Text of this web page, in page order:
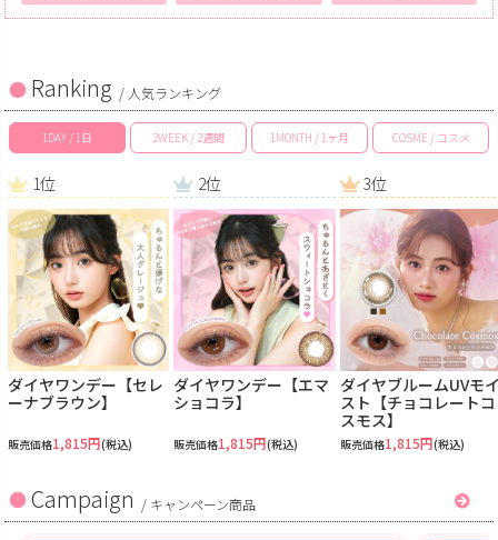
Ranking / 人気ランキング
1DAY / 1日 2WEEK / 2週間 1MONTH / 1ヶ月 COSME / コスメ
1位
ダイヤワンデー【セレ
ーナブラウン】
販売価格1,815円(税込)
2位
ダイヤワンデー【エマ
ショコラ】
販売価格1,815円(税込)
3位
ダイヤブルームUVモ
スト【チョコレートコ
スモス】
販売価格1,815円(税込)
Campaign / キャンペーン商品